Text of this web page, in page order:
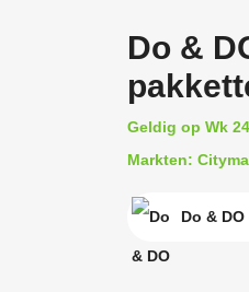
Do &
Geldig op Wk 24
Markten:
Do &